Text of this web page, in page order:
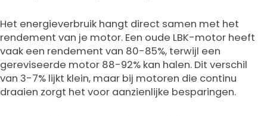
Het energieverbruik hangt direct samen met het
rendement van je motor. Een oude LBK-motor heeft
vaak een rendement van 80-85%, terwijl een
gereviseerde motor 88-92% kan halen. Dit verschil
van 3-7% lijkt klein, maar bij motoren die continu
draaien zorgt het voor aanzienlijke besparingen.